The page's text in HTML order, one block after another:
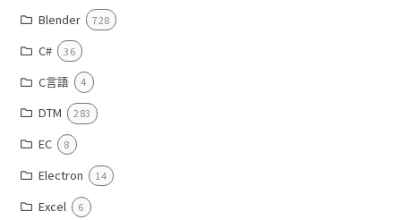
Blender 728
C# 36
C言語 4
DTM 283
EC 8
Electron 14
Excel 6